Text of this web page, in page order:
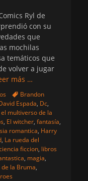
Ryl de
con su
que
mochilas
temáticos que
volver a jugar
más …
Etiquetas
Brandon
Espada, Dc,
el multiverso de la
, El witcher, fantasía,
romantica, Harry
, La rueda del
ficcion, libros
, magia,
de la Bruma,